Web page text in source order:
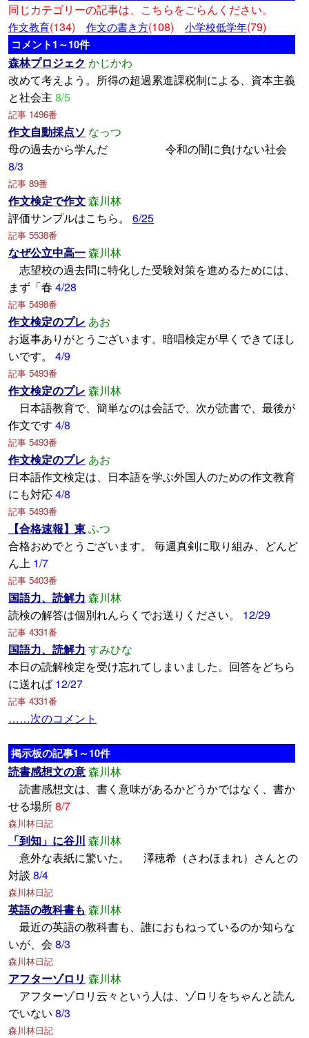
同じカテゴリーの記事は、こちらをごらんください。
作文教育(134) 作文の書き方(108) 小学校低学年(79)
コメント1～10件
森林プロジェク かじかわ
改めて考えよう。所得の超過累進課税制による、資本主義
と社会主 8/5
記事 1496番
作文自動採点ソ なっつ
母の過去から学んだ 令和の闇に負けない社会
8/3
記事 89番
作文検定で作文森川林
評価サンプルはこちら。 6/25
記事 5538番
なぜ公立中高一森川林
志望校の過去問に特化した受験対策を進めるためには、
まず「春 4/28
記事 5498番
作文検定のプレ あお
お返事ありがとうございます。暗唱検定が早くできてほし
いです。
4/9
記事 5493番
作文検定のプレ 森川林
日本語教育で、簡単なのは会話で、次が読書で、最後が
作文です 4/8
記事 5493番
作文検定のプレ あお
日本語作文検定は、日本語を学ぶ外国人のための作文教育
にも対応4/8
記事 5493番
【合格速報】東ふつ
合格おめでとうございます。 毎週真剣に取り組み、どんど
ん上 1/7
記事 5403番
国語力、読解力 森川林
読検の解答は個別れんらくでお送りください。
12/29
記事 4331番
国語力、読解力 すみひな
本日の読解検定を受け忘れてしまいました。回答をどちら
に送れば 12/27
記事 4331番
……次のコメント
掲示板の記事1～10件
読書感想文の意森川林
読書感想文は、書く意味があるかどうかではなく、書か
せる場所8/7
森川林日記
「到知」に谷川 森川林
意外な表紙に驚いた。 澤穂希（さわほまれ）さんとの
対談 8/4
森川林日記
英語の教科書も 森川林
最近の英語の教科書も、誰におもねっているのか知らな
いが、会 8/3
森川林日記
アフターゾロリ 森川林
アフターゾロリ云々という人は、ゾロリをちゃんと読ん
でいない 8/3
森川林日記